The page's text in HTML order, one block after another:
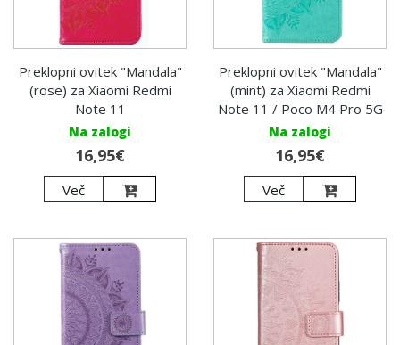
Preklopni ovitek "Mandala"
(rose) za Xiaomi Redmi
Note 11
Na zalogi
16,95€
Več
Preklopni ovitek "Mandala"
(mint) za Xiaomi Redmi
Note 11 / Poco M4 Pro 5G
Na zalogi
16,95€
Več